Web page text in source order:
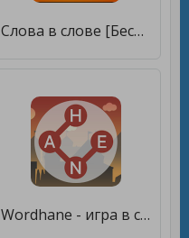
Слова в слове [Бесплатные покупки]
Wordhane - игра в слова [Бесплатные покупки]